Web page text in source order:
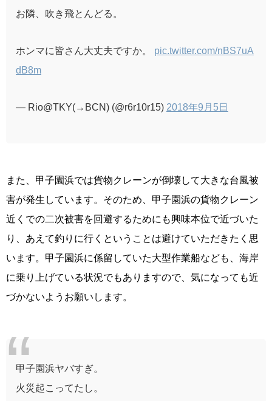
お隣、吹き飛とんどる。
ホンマに皆さん大丈夫ですか。 pic.twitter.com/nBS7uA
dB8m
— Rio@TKY(→BCN) (@r6r10r15) 2018年9月5日
また、甲子園浜では貨物クレーンが倒壊して大きな台風被
害が発生しています。そのため、甲子園浜の貨物クレーン
近くでの二次被害を回避するためにも興味本位で近づいた
り、あえて釣りに行くということは避けていただきたく思
います。甲子園浜に係留していた大型作業船なども、海岸
に乗り上げている状況でもありますので、気になっても近
づかないようお願いします。
甲子園浜ヤバすぎ。
火災起こってたし。